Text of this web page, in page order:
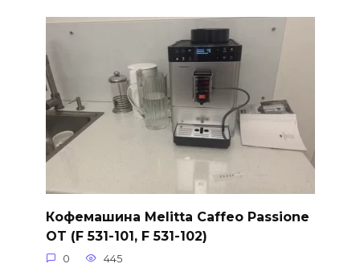
Кофемашина Melitta Caffeo Passione
OT (F 531-101, F 531-102)
0 445